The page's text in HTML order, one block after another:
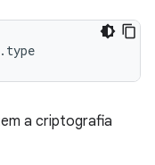
a criptografia